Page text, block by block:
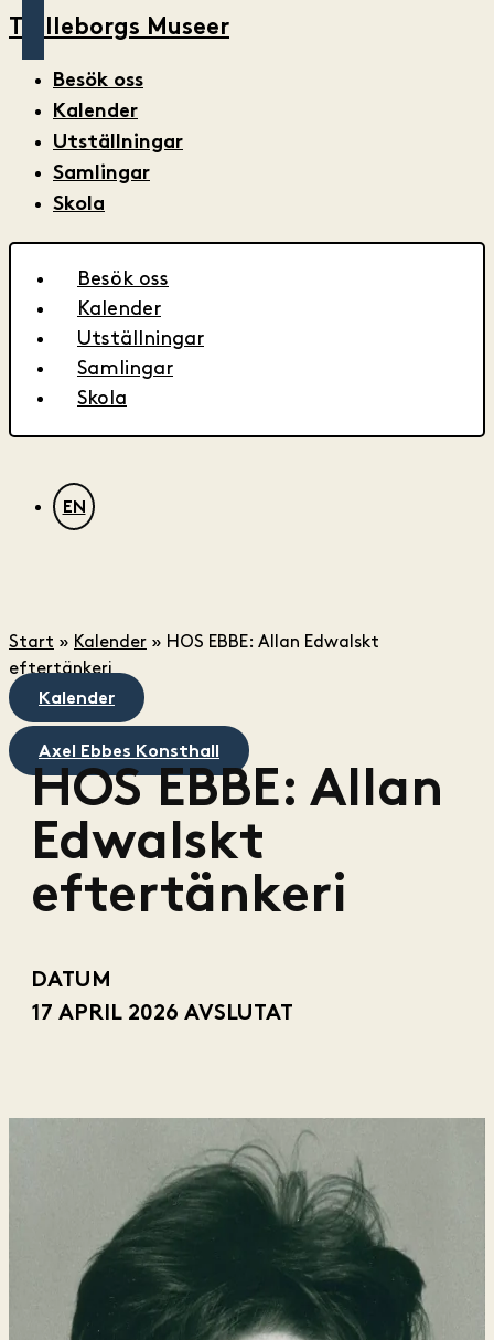
Trelleborgs Museer
Besök oss
Kalender
Utställningar
Samlingar
Skola
Besök oss
Kalender
Utställningar
Samlingar
Skola
EN
Start » Kalender » HOS EBBE: Allan Edwalskt
eftertänkeri
Kalender
Axel Ebbes Konsthall
HOS EBBE: Allan
Edwalskt
eftertänkeri
DATUM
17 APRIL 2026 AVSLUTAT